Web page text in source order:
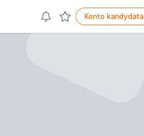
Konto kandydata